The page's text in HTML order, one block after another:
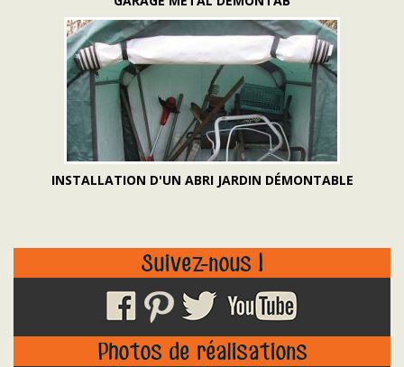
INSTALLATION D'UN ABRI JARDIN DÉMONTABLE
Suivez-nous !
Photos de réalisations